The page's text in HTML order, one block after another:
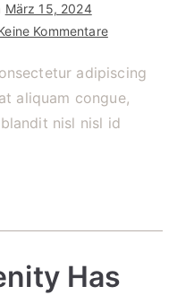
März 15, 2024
Kommentarefür
this
context
our
build.
adipiscing
aliquam congue,
nisl nisl id
Has